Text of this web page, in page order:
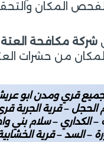
لفحص المكان
شركة مكافحة
من حشرات
قري ومدن ابو
– قرية الجربة
الكداري – سلام بني
– السد – قرية